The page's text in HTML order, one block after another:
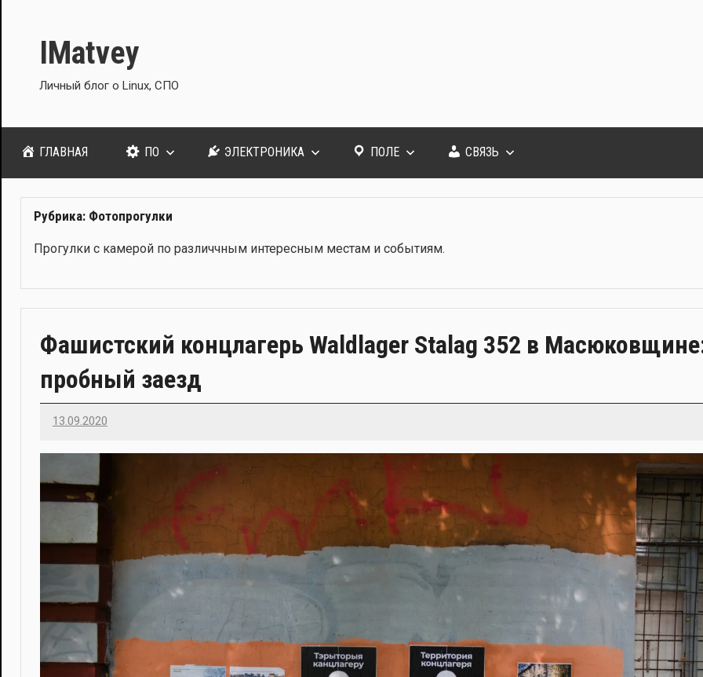
содержимому
IMatvey
Личный блог о Linux, СПО
ГЛАВНАЯ ПО ЭЛЕКТРОНИКА ПОЛЕ СВЯЗЬ
Рубрика: Фотопрогулки
Про­гул­ки с каме­рой по раз­личч­ным инте­рес­ным местам и собы­ти­ям.
Фашистский концлагерь Waldlager Stalag 352 в
пробный заезд
13.09.2020